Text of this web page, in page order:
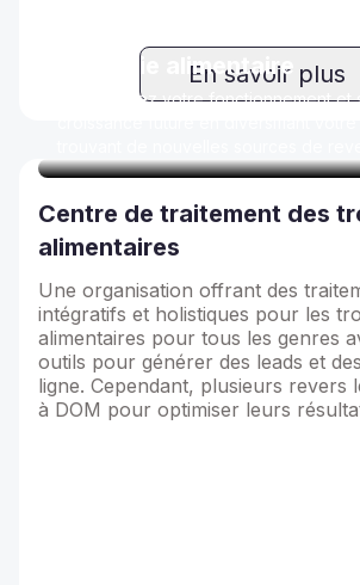
En savoir plus
Industrie alimentaire
Transformez votre fonctionnement et
Centre de traitement des
alimentaires
Une organisation offrant des
intégratifs et holistiques pour les
alimentaires pour tous les genres
outils pour générer des leads et
ligne. Cependant, plusieurs revers
à DOM pour optimiser leurs